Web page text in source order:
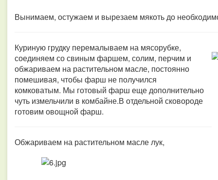
Вынимаем, остужаем и вырезаем мякоть до
Куриную грудку перемалываем на мясорубке,
соединяем со свиным фаршем, солим, перчим и
обжариваем на растительном масле, постоянно
помешивая, чтобы фарш не получился
комковатым. Мы готовый фарш еще дополнительно
чуть измельчили в комбайне.В отдельной сковороде
готовим овощной фарш.
Обжариваем на растительном масле лук,